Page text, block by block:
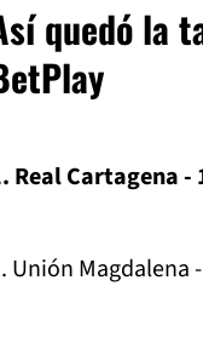
quedó la
Real Cartagena -
Unión Magdalena